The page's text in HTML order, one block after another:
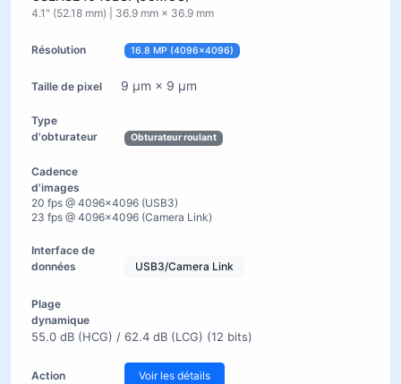
4.1" (52.18 mm) | 36.9 mm × 36.9 mm
16.8 MP (4096×4096)
9 µm × 9 µm
Obturateur roulant
20 fps @ 4096×4096 (USB3)
23 fps @ 4096×4096 (Camera Link)
USB3/Camera Link
55.0 dB (HCG) / 62.4 dB (LCG) (12 bits)
Voir les détails